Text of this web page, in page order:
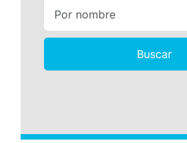
Buscar